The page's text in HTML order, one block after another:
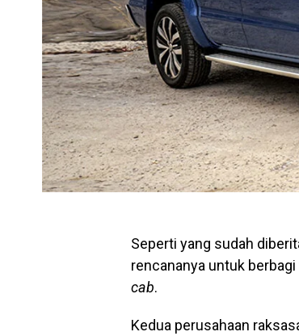
Seperti yang sudah
rencananya untuk
cab.
Kedua perusahaan